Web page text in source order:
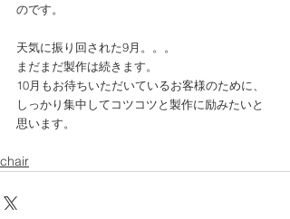
のです。
天気に振り回された9月。。。
まだまだ製作は続きます。
10月もお待ちいただいているお客様のために、
しっかり集中してコツコツと製作に励みたいと
思います。
chair